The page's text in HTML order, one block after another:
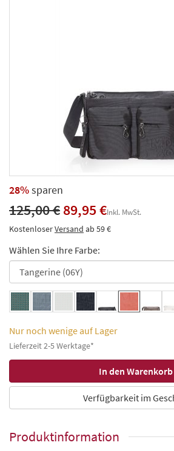
28%sparen
125,00 €89,95 €Inkl. MwSt.
KostenloserVersand ab 59 €
Wählen Sie Ihre Farbe:
Nur noch wenige auf Lager
Lieferzeit 2-5 Werktage*
Verfügbarkeit im
Produktinformation